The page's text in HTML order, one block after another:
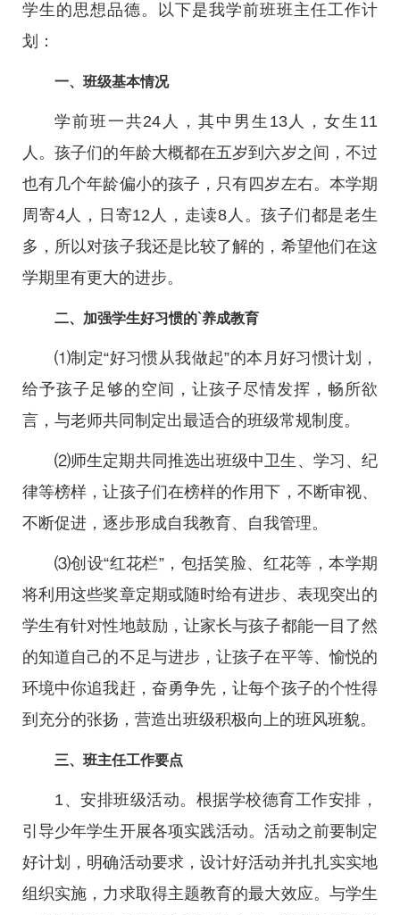
学生的思想品德。以下是我学前班班主任工作计
划：
一、班级基本情况
学前班一共24人，其中男生13人，女生11
人。孩子们的年龄大概都在五岁到六岁之间，不过
也有几个年龄偏小的孩子，只有四岁左右。本学期
周寄4人，日寄12人，走读8人。孩子们都是老生
多，所以对孩子我还是比较了解的，希望他们在这
学期里有更大的进步。
二、加强学生好习惯的`养成教育
⑴制定“好习惯从我做起”的本月好习惯计划，
给予孩子足够的空间，让孩子尽情发挥，畅所欲
言，与老师共同制定出最适合的班级常规制度。
⑵师生定期共同推选出班级中卫生、学习、纪
律等榜样，让孩子们在榜样的作用下，不断审视、
不断促进，逐步形成自我教育、自我管理。
⑶创设“红花栏”，包括笑脸、红花等，本学期
将利用这些奖章定期或随时给有进步、表现突出的
学生有针对性地鼓励，让家长与孩子都能一目了然
的知道自己的不足与进步，让孩子在平等、愉悦的
环境中你追我赶，奋勇争先，让每个孩子的个性得
到充分的张扬，营造出班级积极向上的班风班貌。
三、班主任工作要点
1、安排班级活动。根据学校德育工作安排，
引导少年学生开展各项实践活动。活动之前要制定
好计划，明确活动要求，设计好活动并扎扎实实地
组织实施，力求取得主题教育的最大效应。与学生